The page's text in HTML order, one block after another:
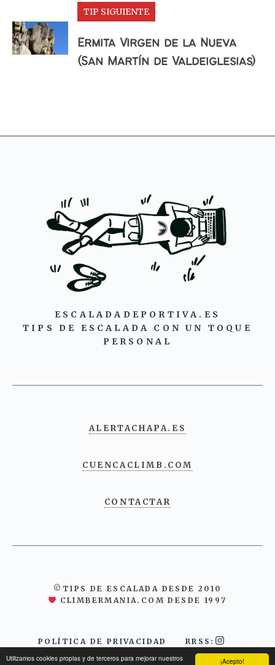
¡Acepto!
Utilizamos cookies propias y de terceros para mejorar nuestros
TIP SIGUIENTE
Ermita Virgen de la Nueva
(San Martín de Valdeiglesias)
ESCALADADEPORTIVA.ES
TIPS DE ESCALADA CON UN TOQUE
PERSONAL
ALERTACHAPA.ES
CUENCACLIMB.COM
CONTACTAR
©TIPS DE ESCALADA DESDE 2010
CLIMBERMANIA.COM DESDE 1997
POLÍTICA DE PRIVACIDAD RRSS: